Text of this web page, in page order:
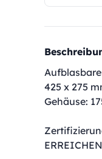
425 x 275
Gehäuse:
ERREICHEN